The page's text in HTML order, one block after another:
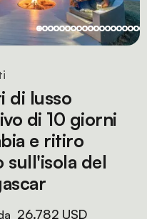
di lusso
di 10 giorni
e ritiro
sull'isola del
26.782 USD